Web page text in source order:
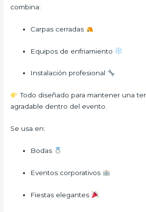
combina:
Carpas cerradas
Equipos de enfriamiento
Instalación profesional
Todo diseñado para mantener una
agradable dentro del evento.
Se usa en:
Bodas
Eventos corporativos
Fiestas elegantes